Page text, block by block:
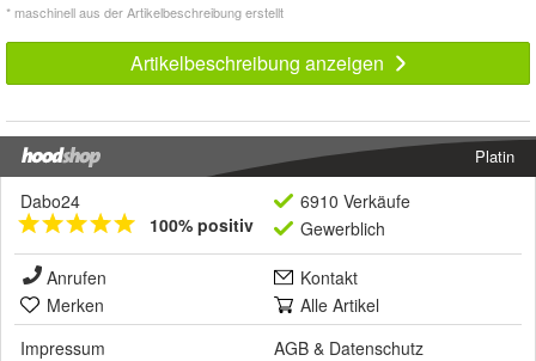
* maschinell aus der Artikelbeschreibung erstellt
Artikelbeschreibung anzeigen
Platin
Dabo24
100% positiv
6910 Verkäufe
Gewerblich
Anrufen
Kontakt
Merken
Alle Artikel
Impressum
AGB & Datenschutz